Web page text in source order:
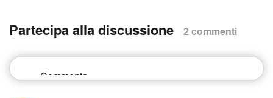
Partecipa alla discussione 2 commenti